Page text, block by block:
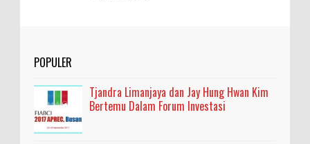
POPULER
Tjandra Limanjaya dan Jay Hung Hwan Kim
Bertemu Dalam Forum Investasi